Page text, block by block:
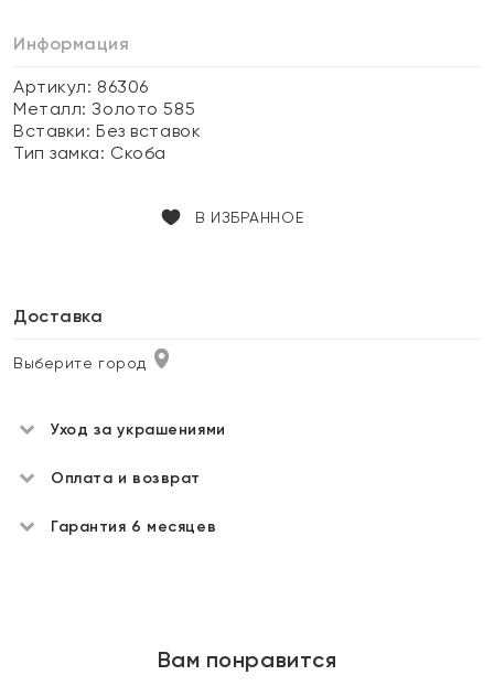
Информация
Артикул: 86306
Металл:Золото 585
Вставки:Без вставок
Тип замка: Скоба
В ИЗБРАННОЕ
Доставка
Выберите город
Уход за украшениями
Оплата и возврат
Гарантия 6 месяцев
Вам понравится